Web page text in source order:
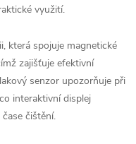
využití.
která spojuje magnetické
zajišťuje efektivní
senzor upozorňuje při
interaktivní displej
čištění.